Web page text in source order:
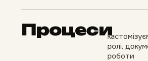
Процеси
ролі,
роботи